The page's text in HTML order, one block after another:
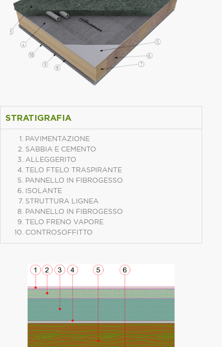
STRATIGRAFIA
PAVIMENTAZIONE
SABBIA E CEMENTO
ALLEGGERITO
TELO FTELO TRASPIRANTE
PANNELLO IN FIBROGESSO
ISOLANTE
STRUTTURA LIGNEA
PANNELLO IN FIBROGESSO
TELO FRENO VAPORE
CONTROSOFFITTO